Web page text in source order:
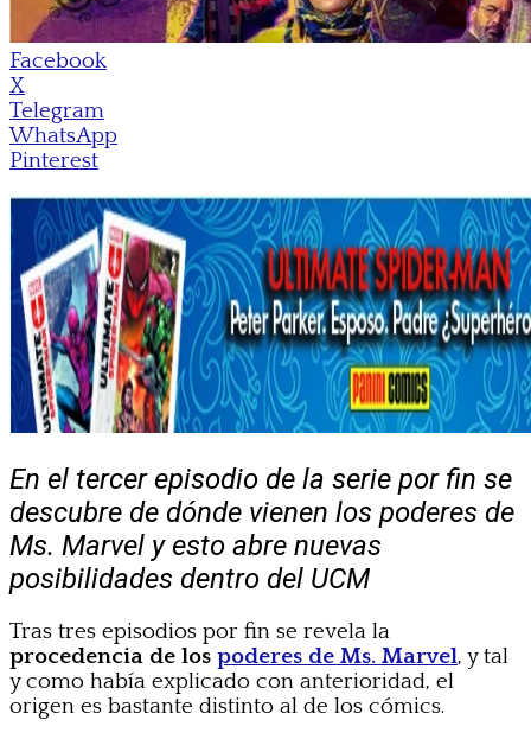
Facebook
X
Telegram
WhatsApp
Pinterest
En el tercer episodio de la serie por fin se
descubre de dónde vienen los poderes de
Ms. Marvel y esto abre nuevas
posibilidades dentro del UCM
Tras tres episodios por fin se revela la
procedencia de los poderes de Ms. Marvel, y tal
y como había explicado con anterioridad, el
origen es bastante distinto al de los cómics.